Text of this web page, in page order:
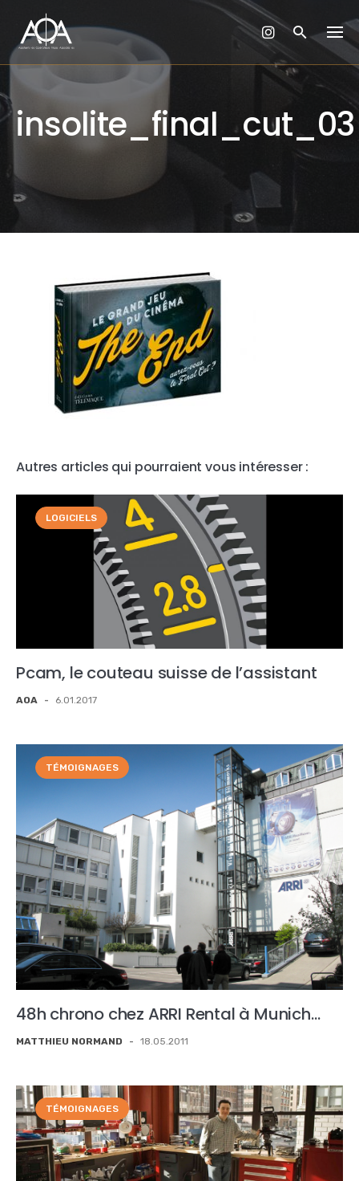
content
insolite_final_cut_03
Autres articles qui pourraient vous intéresser :
LOGICIELS
Pcam, le couteau suisse de l’assistant
AOA - 6.01.2017
TÉMOIGNAGES
48h chrono chez ARRI Rental à Munich…
MATTHIEU NORMAND - 18.05.2011
TÉMOIGNAGES